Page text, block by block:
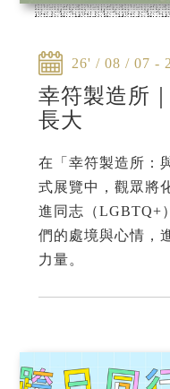
26' / 08 / 07 -
幸符製造所
長大
在「幸符製造所：
式展覽中，觀眾將
進同志（LGBTQ+
們的處境與心情，
力量。